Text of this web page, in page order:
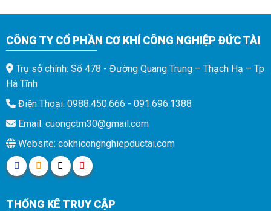
CÔNG TY CỔ PHẦN CƠ KHÍ CÔNG NGHIỆP ĐỨC TÀI
Trụ sở chính: Số 478 - Đường Quang Trung – Thạch Hạ – Tp
Hà Tĩnh
Điện Thoại: 0988.450.666 - 091.696.1388
Email: cuongctm30@gmail.com
Website: cokhicongnghiepductai.com
THỐNG KÊ TRUY CẬP